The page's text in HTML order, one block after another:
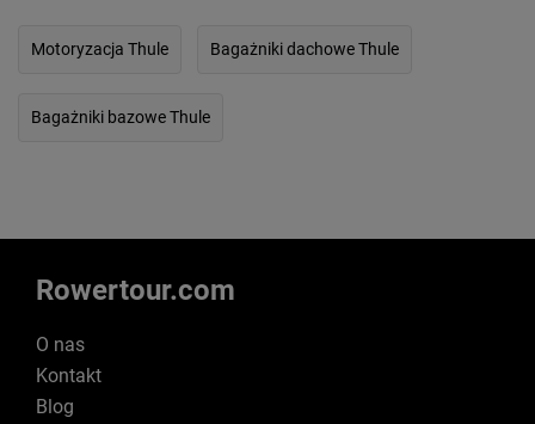
Motoryzacja Thule Bagażniki dachowe Thule
Bagażniki bazowe Thule
Rowertour.com
O nas
Kontakt
Blog